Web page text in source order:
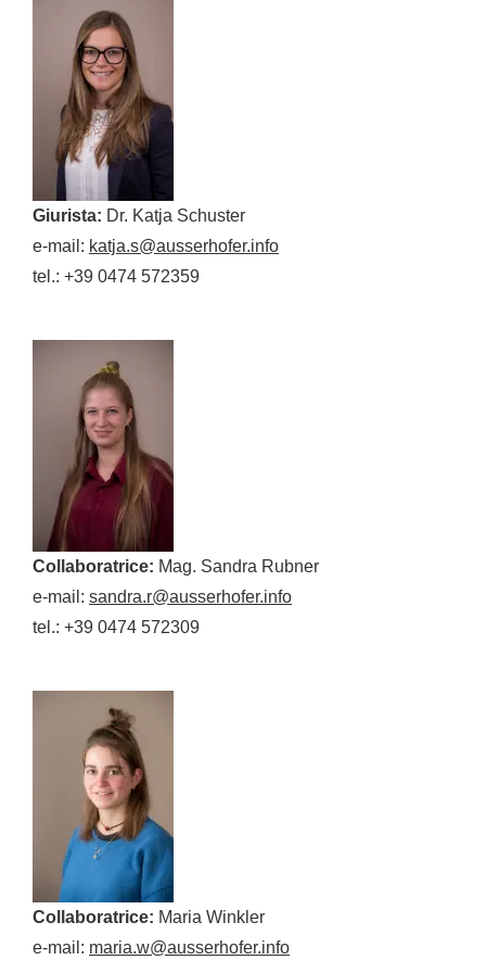
Giurista: Dr. Katja Schuster
e-mail: katja.s@ausserhofer.info
tel.: +39 0474 572359
Collaboratrice: Mag. Sandra Rubner
e-mail: sandra.r@ausserhofer.info
tel.: +39 0474 572309
Collaboratrice: Maria Winkler
e-mail: maria.w@ausserhofer.info